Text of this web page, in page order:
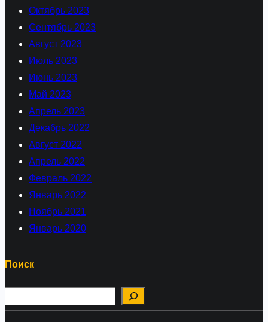
Октябрь 2023
Сентябрь 2023
Август 2023
Июль 2023
Июнь 2023
Май 2023
Апрель 2023
Декабрь 2022
Август 2022
Апрель 2022
Февраль 2022
Январь 2022
Ноябрь 2021
Январь 2020
Поиск
о